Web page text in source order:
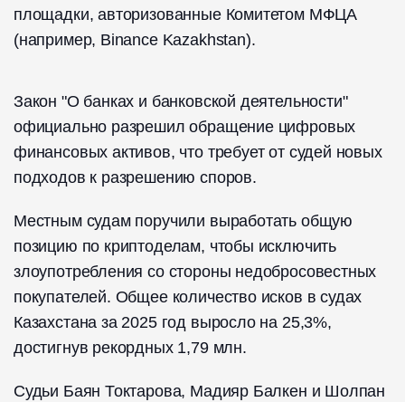
площадки, авторизованные Комитетом МФЦА
(например, Binance Kazakhstan).
Закон "О банках и банковской деятельности"
официально разрешил обращение цифровых
финансовых активов, что требует от судей новых
подходов к разрешению споров.
Местным судам поручили выработать общую
позицию по криптоделам, чтобы исключить
злоупотребления со стороны недобросовестных
покупателей. Общее количество исков в судах
Казахстана за 2025 год выросло на 25,3%,
достигнув рекордных 1,79 млн.
Судьи Баян Токтарова, Мадияр Балкен и Шолпан